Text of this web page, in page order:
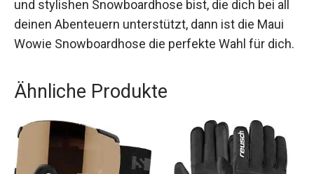
Wenn du auf der Suche nach einer zuverlässigen
und stylishen Snowboardhose bist, die dich bei all
deinen Abenteuern unterstützt, dann ist die Maui
dich.
Ähnliche Produkte